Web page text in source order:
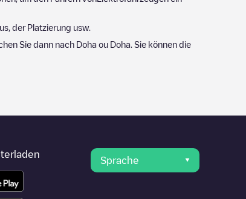
der Platzierung usw.
Sie dann nach Doha ou Doha . Sie können die
Sprache